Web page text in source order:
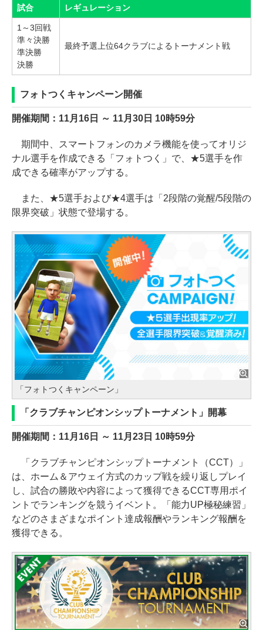
試合 レギュレーション
1～3回戦
準々決勝
準決勝
決勝
最終予選上位64クラブによるトーナメント戦
フォトつくキャンペーン開催
開催期間：11月16日 ～ 11月30日 10時59分
期間中、スマートフォンのカメラ機能を使ってオリジ
ナル選手を作成できる「フォトつく」で、★5選手を作
成できる確率がアップする。
また、★5選手および★4選手は「2段階の覚醒/5段階の
限界突破」状態で登場する。
「フォトつくキャンペーン」
「クラブチャンピオンシップトーナメント」開幕
開催期間：11月16日 ～ 11月23日 10時59分
「クラブチャンピオンシップトーナメント（CCT）」
は、ホーム＆アウェイ方式のカップ戦を繰り返しプレイ
し、試合の勝敗や内容によって獲得できるCCT専用ポイ
ントでランキングを競うイベント。「能力UP極秘練習」
などのさまざまなポイント達成報酬やランキング報酬を
獲得できる。